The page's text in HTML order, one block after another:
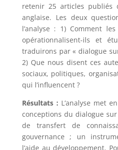
retenir 25 articles publiés
anglaise. Les deux
l’analyse : 1) Comment
opérationnalisent-ils et
traduirons par « dialogue
2) Que nous disent ces
sociaux, politiques,
qui l’influencent ?
Résultats : L’analyse met
conceptions du dialogue
de transfert de
gouvernance ; un
l’aide au développement.